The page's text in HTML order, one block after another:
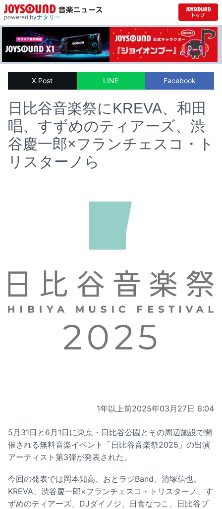
powered byナタリー
X Post LINE Facebook
日比谷音楽祭にKREVA、和田
唱、すずめのティアーズ、渋
谷慶一郎×フランチェスコ・ト
リスターノら
1年以上前2025年03月27日 6:04
5月31日と6月1日に東京・日比谷公園とその周辺施設で開
催される無料音楽イベント「日比谷音楽祭2025」の出演
アーティスト第3弾が発表された。
今回の発表では岡本知高、おとラジBand、清塚信也、
KREVA、渋谷慶一郎×フランチェスコ・トリスターノ、す
ずめのティアーズ、DJダイノジ、日食なつこ、日比谷ブ